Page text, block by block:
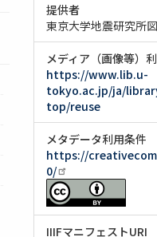
提供者
東京大学地震研究所
メディア（画像等）
https://www.lib.u-
tokyo.ac.jp/ja/
top/reuse
メタデータ利用条件
https://
0/
IIIFマニフェストURI